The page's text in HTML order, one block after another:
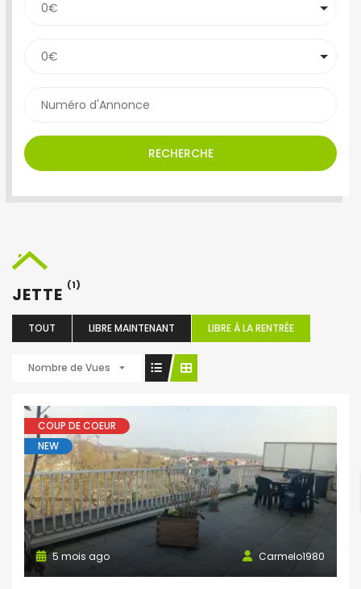
RECHERCHE
JETTE (1)
TOUT LIBRE MAINTENANT LIBRE À LA RENTRÉE
Nombre de Vues
COUP DE COEUR
NEW
Carmelo1980
5 mois ago